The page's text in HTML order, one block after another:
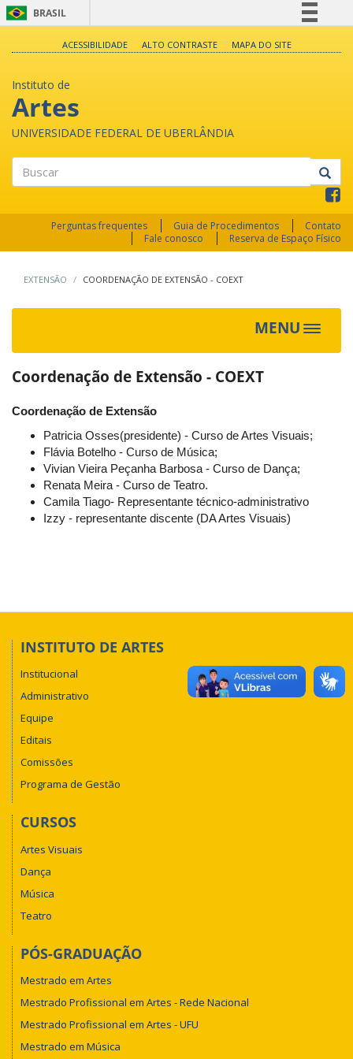
BRASIL
Legislação
Canais
ACESSIBILIDADE ALTO CONTRASTE MAPA DO SITE
Instituto de
Artes
UNIVERSIDADE FEDERAL DE UBERLÂNDIA
Perguntas frequentes Guia de Procedimentos
Contato
Fale conosco
Reserva de Espaço Físico
EXTENSÃO COORDENAÇÃO DE EXTENSÃO - COEXT
MENU
Toggle
Coordenação de Extensão - COEXT
Coordenação de Extensão
Patricia Osses(presidente) - Curso de Artes Visuais;
Flávia Botelho - Curso de Música;
Vivian Vieira Peçanha Barbosa - Curso de Dança;
Renata Meira - Curso de Teatro.
Camila Tiago- Representante técnico-administrativo
Izzy - representante discente (DA Artes Visuais)
INSTITUTO DE ARTES
Institucional
Administrativo
Equipe
Editais
Comissões
Programa de Gestão
CURSOS
Artes Visuais
Dança
Música
Teatro
PÓS-GRADUAÇÃO
Mestrado em Artes
Mestrado Profissional em Artes - Rede Nacional
Mestrado Profissional em Artes - UFU
Mestrado em Música